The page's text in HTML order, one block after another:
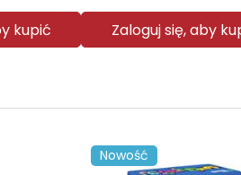
kupić Zaloguj się, aby
Nowość